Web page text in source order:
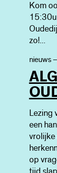
Kom
zo!...
nieuws
Lezing
een
vrolijke
op